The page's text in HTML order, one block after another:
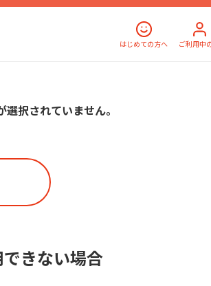
はじめての方へ ご利用中
択されていません。
きない場合